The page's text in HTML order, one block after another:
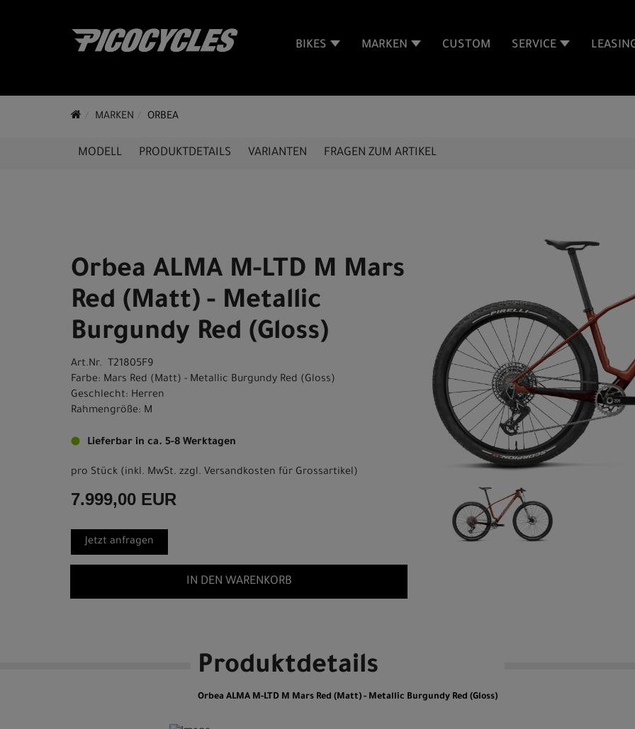
BIKES MARKEN CUSTOM SERVICE
MARKEN ORBEA
MODELL PRODUKTDETAILS VARIANTEN FRAGEN ZUM ARTIKEL
Orbea ALMA M-LTD M Mars
Red (Matt) - Metallic
Burgundy Red (Gloss)
Art.Nr. T21805F9
Farbe: Mars Red (Matt) - Metallic Burgundy Red (Gloss)
Geschlecht: Herren
Rahmengröße: M
Lieferbar in ca. 5-8 Werktagen
pro Stück (inkl. MwSt. zzgl. Versandkosten für Grossartikel)
7.999,00 EUR
Jetzt anfragen
IN DEN WARENKORB
Produktdetails
Orbea ALMA M-LTD M Mars Red (Matt) - Metallic Burgundy Red (Gloss)